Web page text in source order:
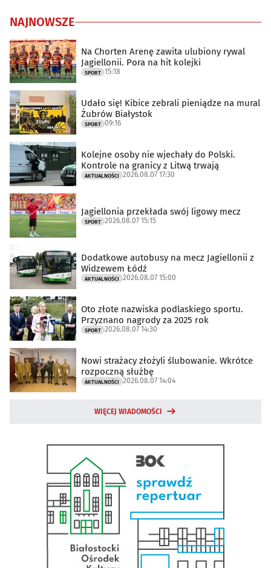
NAJNOWSZE
Na Chorten Arenę zawita ulubiony rywal
Jagiellonii. Pora na hit kolejki
SPORT 15:18
Udało się! Kibice zebrali pieniądze na mural
Żubrów Białystok
SPORT 09:16
Kolejne osoby nie wjechały do Polski.
Kontrole na granicy z Litwą trwają
AKTUALNOŚCI 2026.08.07 17:30
Jagiellonia przekłada swój ligowy mecz
SPORT 2026.08.07 15:15
Dodatkowe autobusy na mecz Jagiellonii z
Widzewem Łódź
AKTUALNOŚCI 2026.08.07 15:00
Oto złote nazwiska podlaskiego sportu.
Przyznano nagrody za 2025 rok
SPORT 2026.08.07 14:30
Nowi strażacy złożyli ślubowanie. Wkrótce
rozpoczną służbę
AKTUALNOŚCI 2026.08.07 14:04
WIĘCEJ WIADOMOŚCI